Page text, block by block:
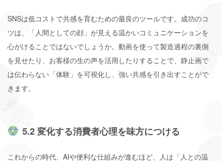
SNSは低コストで共感を育むための最良のツールです。成功のコ
ツは、「人間としての顔」が見える温かいコミュニケーションを
心がけることではないでしょうか。動画を使って製造過程の裏側
を見せたり、お客様の生の声を活用したりすることで、静止画で
は伝わらない「体験」を可視化し、強い共感を引き出すことがで
きます。
5.2 変化する消費者心理を味方につける
これからの時代、AIや便利な仕組みが進むほど、人は「人との温